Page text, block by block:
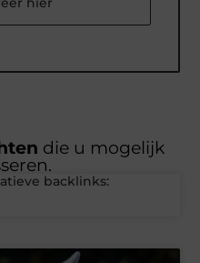
die u mogelijk
backlinks: